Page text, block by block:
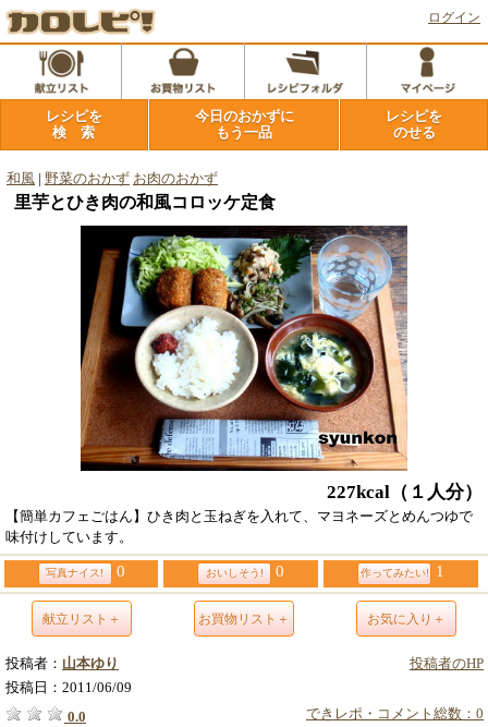
ログイン
レシピを
検 索
今日のおかずに
もう一品
レシピを
のせる
和風 野菜のおかず お肉のおかず
里芋とひき肉の和風コロッケ定食
227kcal （１人分）
【簡単カフェごはん】ひき肉と玉ねぎを入れて、マヨネーズとめんつゆで
味付けしています。
写真ナイス! 0 おいしそう! 0 作ってみたい! 1
献立リスト＋ お買物リスト＋ お気に入り＋
投稿者のHP
投稿者： 山本ゆり
投稿日： 2011/06/09
できレポ・コメント総数：0
0.0